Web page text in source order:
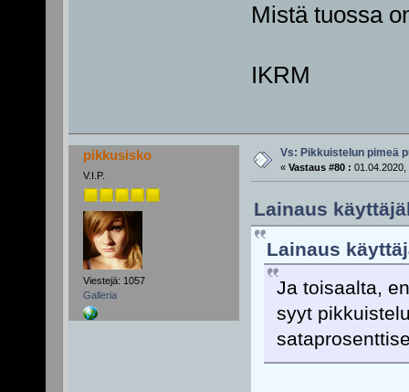
Mistä tuossa
IKRM
pikkusisko
V.I.P.
Viestejä: 1057
Galleria
Vs: Pikkuistelun pimeä
« Vastaus #80 : 01.04.2020,
Lainaus
Lainaus
Ja toisaalta,
syyt